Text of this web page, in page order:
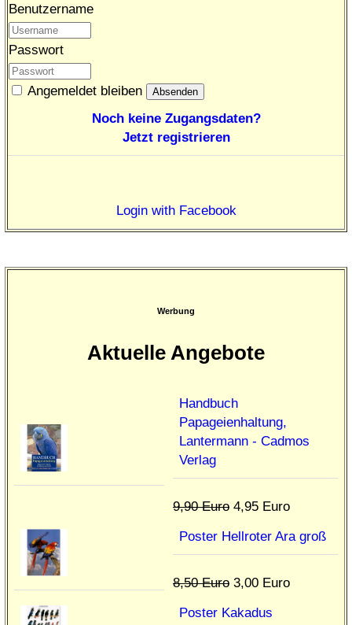
Benutzername
Passwort
Angemeldet bleiben
Noch keine Zugangsdaten?
Jetzt registrieren
Login with Facebook
Werbung
Aktuelle Angebote
Handbuch
Papageienhaltung,
Lantermann - Cadmos
Verlag
9,90 Euro 4,95 Euro
Poster Hellroter Ara groß
8,50 Euro 3,00 Euro
Poster Kakadus